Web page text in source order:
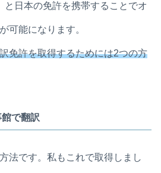
と日本の免許を携帯することでオ
可能になります。
免許を取得するためには2つの方
で翻訳
法です。私もこれで取得しまし